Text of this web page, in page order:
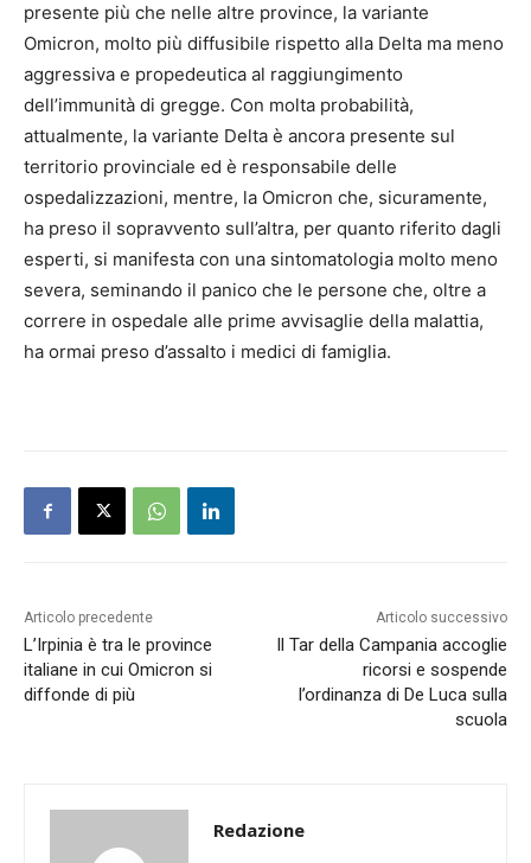
presente più che nelle altre province, la variante
Omicron, molto più diffusibile rispetto alla Delta ma meno
aggressiva e propedeutica al raggiungimento
dell’immunità di gregge. Con molta probabilità,
attualmente, la variante Delta è ancora presente sul
territorio provinciale ed è responsabile delle
ospedalizzazioni, mentre, la Omicron che, sicuramente,
ha preso il sopravvento sull’altra, per quanto riferito dagli
esperti, si manifesta con una sintomatologia molto meno
severa, seminando il panico che le persone che, oltre a
correre in ospedale alle prime avvisaglie della malattia,
ha ormai preso d’assalto i medici di famiglia.
Articolo precedente
L’Irpinia è tra le province
italiane in cui Omicron si
diffonde di più
Articolo successivo
Il Tar della Campania accoglie
ricorsi e sospende
l’ordinanza di De Luca sulla
scuola
Redazione